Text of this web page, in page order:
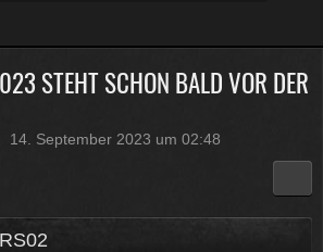
gerade alles an geld
was ich auftreiben
STEHT SCHON BALD VOR DER
14. September 2023 um 02:48